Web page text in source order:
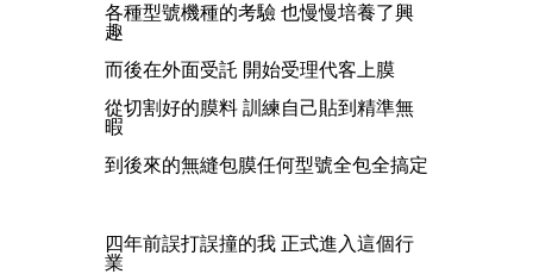
各種型號機種的考驗 也慢慢培養了興
趣
而後在外面受託 開始受理代客上膜
從切割好的膜料 訓練自己貼到精準無
暇
到後來的無縫包膜任何型號全包全搞定
四年前誤打誤撞的我 正式進入這個行
業